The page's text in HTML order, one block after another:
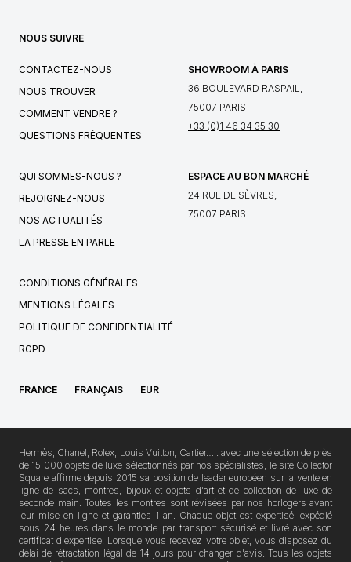
NOUS SUIVRE
CONTACTEZ-NOUS
NOUS TROUVER
COMMENT VENDRE ?
QUESTIONS FRÉQUENTES
SHOWROOM À PARIS
36 BOULEVARD RASPAIL,
75007 PARIS
+33 (0)1 46 34 35 30
QUI SOMMES-NOUS ?
REJOIGNEZ-NOUS
NOS ACTUALITÉS
LA PRESSE EN PARLE
ESPACE AU BON MARCHÉ
24 RUE DE SÈVRES,
75007 PARIS
CONDITIONS GÉNÉRALES
MENTIONS LÉGALES
POLITIQUE DE CONFIDENTIALITÉ
RGPD
FRANCE FRANÇAIS EUR
Hermès, Chanel, Rolex, Louis Vuitton, Cartier… : avec une sélection de près
de 15 000 objets de luxe sélectionnés par nos spécialistes, le site Collector
Square affirme depuis 2015 sa position de leader européen sur la vente en
ligne de sacs, montres, bijoux et objets d'art et de collection de luxe de
seconde main. Toutes les montres sont révisées par nos horlogers avant
leur mise en ligne et garanties 1 an. Chaque objet est expertisé, expédié
sous 24 heures dans le monde par transport sécurisé et livré avec son
certificat d'expertise. Lorsque vous recevez votre objet, vous disposez du
délai de rétractation légal de 14 jours pour changer d'avis. Tous les objets